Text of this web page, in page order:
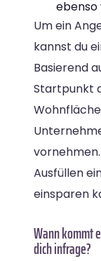
ebenso
Um ein
kannst du
Basierend
Startpunkt
Ausfüllen
einsparen
Wann kommt
dich infrage?